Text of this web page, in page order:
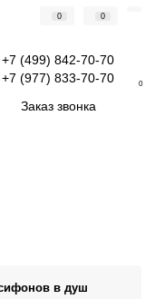
0 0
+7 (499) 842-70-70
+7 (977) 833-70-70
Заказ звонка
0
в душ